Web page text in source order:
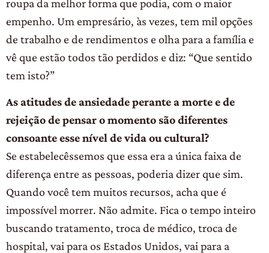
roupa da melhor forma que podia, com o maior
empenho. Um empresário, às vezes, tem mil opções
de trabalho e de rendimentos e olha para a família e
vê que estão todos tão perdidos e diz: “Que sentido
tem isto?”
As atitudes de ansiedade perante a morte e de
rejeição de pensar o momento são diferentes
consoante esse nível de vida ou cultural?
Se estabelecêssemos que essa era a única faixa de
diferença entre as pessoas, poderia dizer que sim.
Quando você tem muitos recursos, acha que é
impossível morrer. Não admite. Fica o tempo inteiro
buscando tratamento, troca de médico, troca de
hospital, vai para os Estados Unidos, vai para a